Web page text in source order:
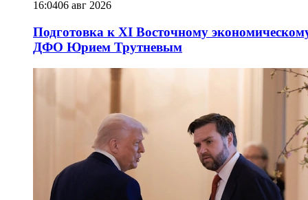
16:0406 авг 2026
Подготовка к XI Восточному
ДФО Юрием Трутневым